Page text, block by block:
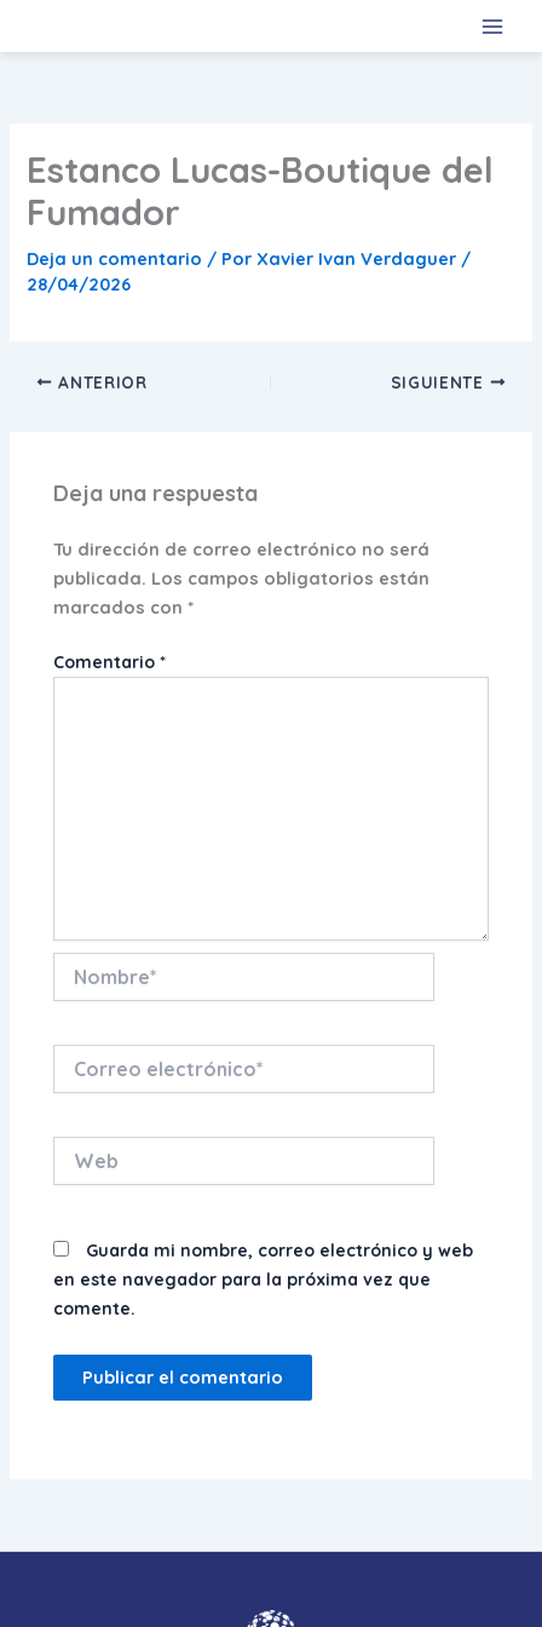
Estanco Lucas-Boutique del
Fumador
Deja un comentario / Por Xavier Ivan Verdaguer /
28/04/2026
ANTERIOR SIGUIENTE
Deja una respuesta
Tu dirección de correo electrónico no será
publicada. Los campos obligatorios están
marcados con*
Comentario*
electrónico*
Guarda mi nombre, correo electrónico y web
en este navegador para la próxima vez que
comente.